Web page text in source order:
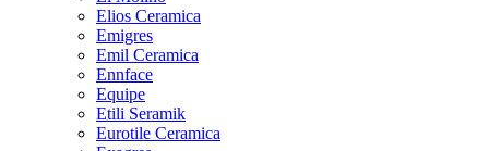
Elios Ceramica
Emigres
Emil Ceramica
Ennface
Equipe
Etili Seramik
Eurotile Ceramica